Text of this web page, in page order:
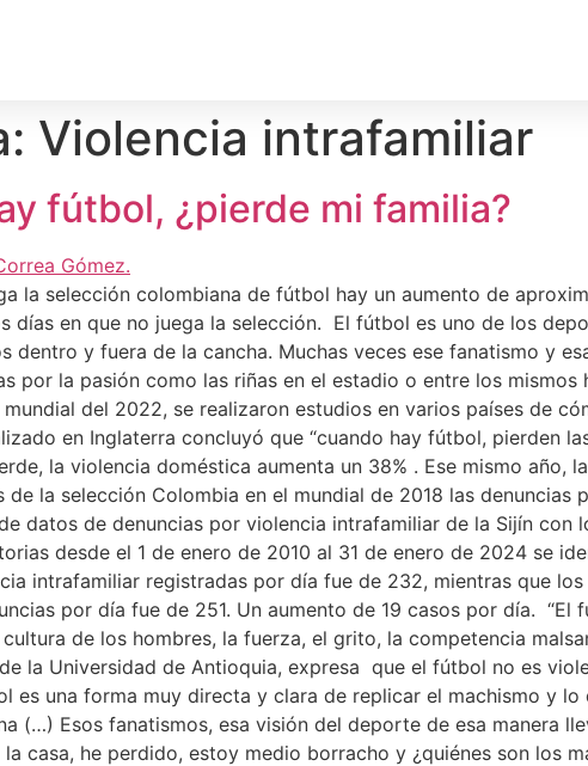
Violencia intrafamiliar
fútbol, ¿pierde mi familia?
la selección colombiana de fútbol hay un aumento de
días en que no juega la selección. El fútbol es uno de los
dentro y fuera de la cancha. Muchas veces ese fanatismo y
por la pasión como las riñas en el estadio o entre los
del 2022, se realizaron estudios en varios países de
en Inglaterra concluyó que “cuando hay fútbol, pierden
la violencia doméstica aumenta un 38% . Ese mismo
de la selección Colombia en el mundial de 2018 las
datos de denuncias por violencia intrafamiliar de la Sijín
desde el 1 de enero de 2010 al 31 de enero de 2024 se
intrafamiliar registradas por día fue de 232, mientras que
por día fue de 251. Un aumento de 19 casos por día.
de los hombres, la fuerza, el grito, la competencia
la Universidad de Antioquia, expresa que el fútbol no es
es una forma muy directa y clara de replicar el machismo y
(…) Esos fanatismos, esa visión del deporte de esa manera
casa, he perdido, estoy medio borracho y ¿quiénes son los